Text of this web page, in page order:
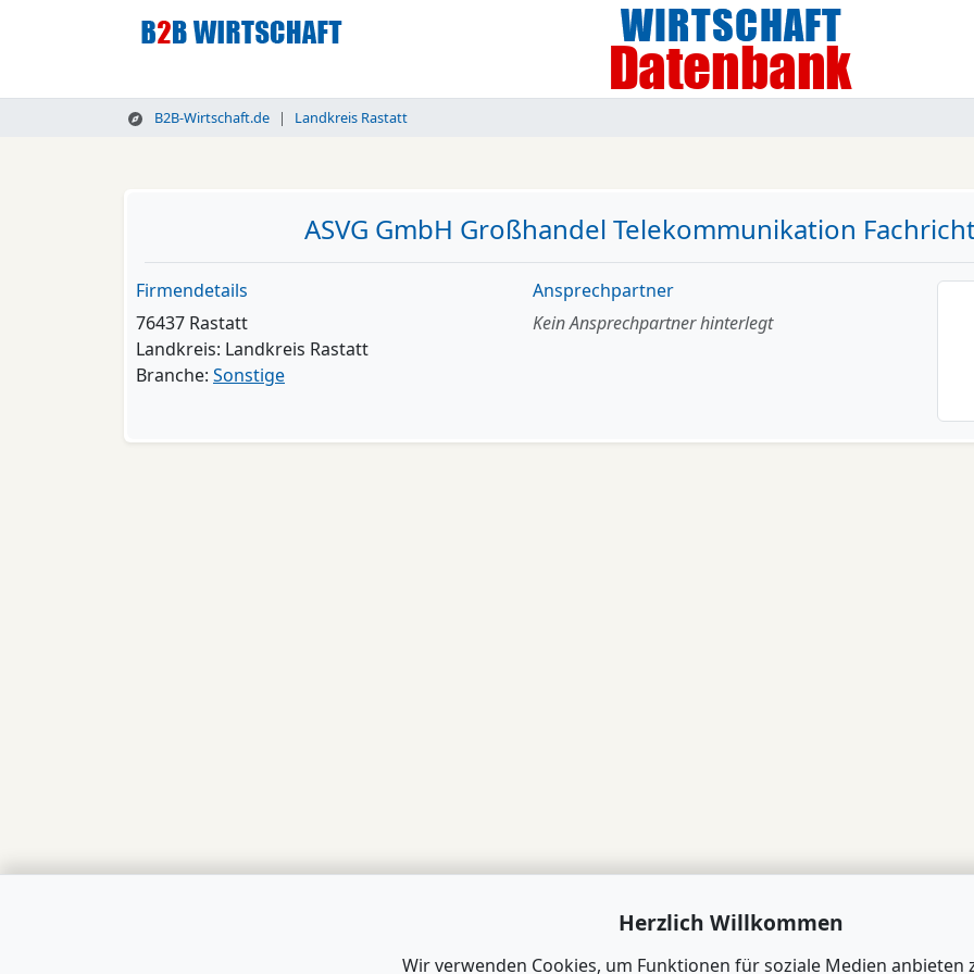
B2B-Wirtschaft.de Landkreis Rastatt
ASVG GmbH Großhandel Telekommunikation
Firmendetails
76437 Rastatt
Landkreis: Landkreis Rastatt
Branche: Sonstige
Ansprechpartner
Kein Ansprechpartner hinterlegt
Herzlich Willkommen
Wir verwenden Cookies, um Funktionen für soziale Medien anbieten